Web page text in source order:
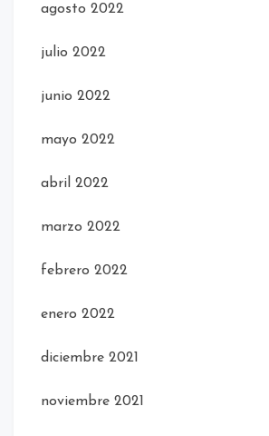
agosto 2022
julio 2022
junio 2022
mayo 2022
abril 2022
marzo 2022
febrero 2022
enero 2022
diciembre 2021
noviembre 2021